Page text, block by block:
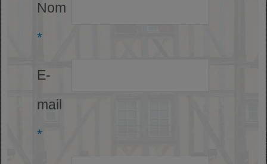
Nom
*
E-
mail
*